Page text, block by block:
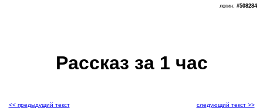
Рассказ за 1 час
логин: #508284
<< предыдущий текст следующий текст >>